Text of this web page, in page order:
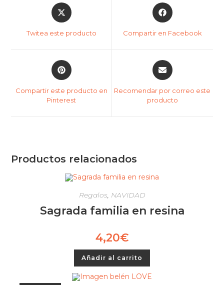
Twitea este producto Compartir en Facebook
Compartir este producto en
Pinterest
Recomendar por correo este
producto
Productos relacionados
Regalos, NAVIDAD
Sagrada familia en resina
4,20€
Añadir al carrito